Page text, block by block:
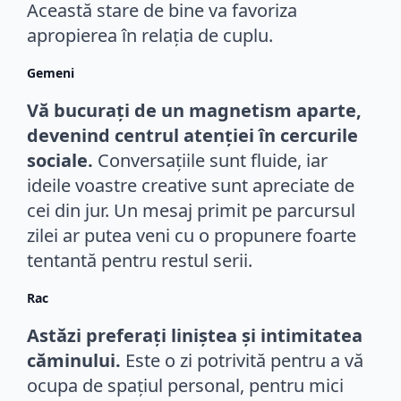
Această stare de bine va favoriza
apropierea în relația de cuplu.
Gemeni
Vă bucurați de un magnetism aparte,
devenind centrul atenției în cercurile
sociale. Conversațiile sunt fluide, iar
ideile voastre creative sunt apreciate de
cei din jur. Un mesaj primit pe parcursul
zilei ar putea veni cu o propunere foarte
tentantă pentru restul serii.
Rac
Astăzi preferați liniștea și intimitatea
căminului. Este o zi potrivită pentru a vă
ocupa de spațiul personal, pentru mici